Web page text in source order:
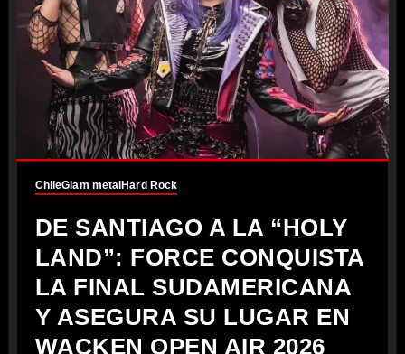
ChileGlam metalHard Rock
DE SANTIAGO A LA “HOLY
LAND”: FORCE CONQUISTA
LA FINAL SUDAMERICANA
Y ASEGURA SU LUGAR EN
WACKEN OPEN AIR 2026